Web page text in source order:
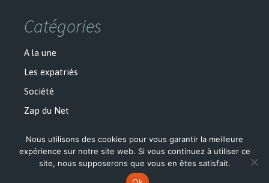
Catégories
A la une
Les expatriés
Société
Zap du Net
Fièrement propulsé par WordPress
Nous utilisons des cookies pour vous garantir la meilleure
expérience sur notre site web. Si vous continuez à utiliser ce
site, nous supposerons que vous en êtes satisfait.